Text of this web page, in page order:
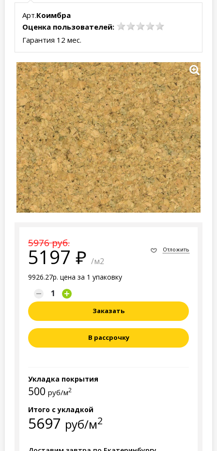
Арт.Коимбра
Оценка пользователей:
Гарантия 12 мес.
5976 руб.
5197 /м2
9926.27р. цена за 1 упаковку
Отложить
Заказать
В рассрочку
Укладка покрытия
500 руб/м2
Итого с укладкой
5697 руб/м2